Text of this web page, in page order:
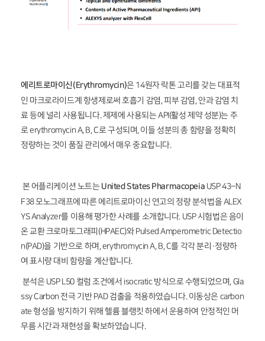
에리트로마이신(Erythromycin)은 14원자 락톤 고리를 갖는 대표적
인 마크로라이드계 항생제로써 호흡기 감염, 피부 감염, 안과 감염 치
료 등에 널리 사용됩니다. 제제에 사용되는 API(활성 제약 성분)는 주
로 erythromycin A, B, C로 구성되며, 이들 성분의 총 함량을 정확히
정량하는 것이 품질 관리에서 매우 중요합니다.
본 어플리케이션 노트는 United States Pharmacopeia USP 43–N
F38 모노그래프에 따른 에리트로마이신 연고의 정량 분석법을 ALEX
YS Analyzer를 이용해 평가한 사례를 소개합니다. USP 시험법은 음이
온 교환 크로마토그래피(HPAEC)와 Pulsed Amperometric Detectio
n(PAD)을 기반으로 하며, erythromycin A, B, C를 각각 분리·정량하
여 표시량 대비 함량을 계산합니다.
분석은 USP L50 컬럼 조건에서 isocratic 방식으로 수행되었으며, Gla
ssy Carbon 전극 기반 PAD 검출을 적용하였습니다. 이동상은 carbon
ate 형성을 방지하기 위해 헬륨 블랭킷 하에서 운용하여 안정적인 머
무름 시간과 재현성을 확보하였습니다.